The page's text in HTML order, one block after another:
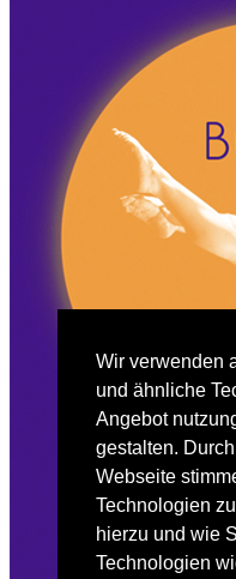
Wir verwenden
und ähnliche
Angebot
gestalten.
Webseite
Technologien
hierzu und wie
Technologien